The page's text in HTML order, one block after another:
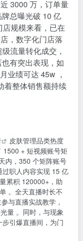
3000 万，订单量
总曝光破 10 亿
规模来看，已在
，数字化门店落
流量转化成交，
有突出表现，如
业绩可达 45w ，
着整体销售额持续
皮肤管理品类热度
1500 + 短视频账号矩
内，350 个矩阵账号
职人内容实现 15 亿
累积 120000+，助
。全天直播时长不
与直播实战教学，
量 。同时，与现象
步引爆直播间，为门